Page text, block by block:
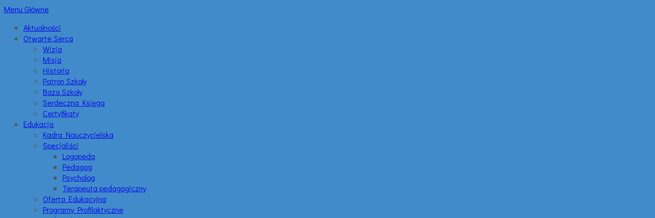
Menu Główne
Aktualności
Otwarte Serca
Wizja
Misja
Historia
Patron Szkoły
Baza Szkoły
Serdeczna Księga
Certyfikaty
Edukacja
Kadra Nauczycielska
Specjaliści
Logopeda
Pedagog
Psycholog
Terapeuta pedagogiczny
Oferta Edukacyjna
Programy Profilaktyczne